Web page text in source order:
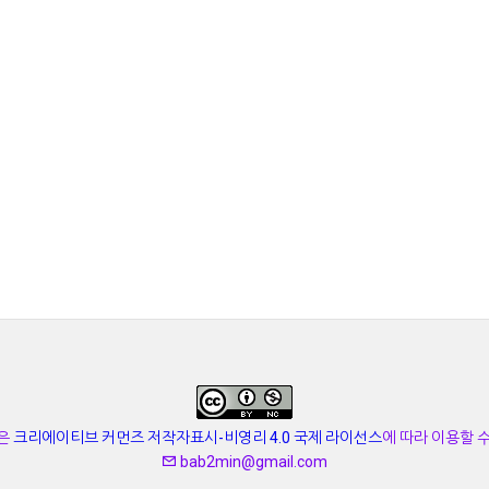
크리에이티브 커먼즈 저작자표시-비영리 4.0 국제 라이선스에 따라 이용할
bab2min@gmail.com